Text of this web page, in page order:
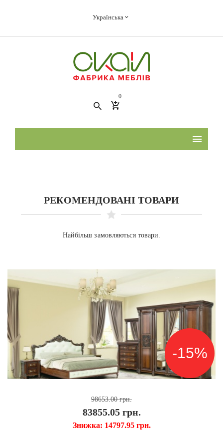
Українська
0
РЕКОМЕНДОВАНІ ТОВАРИ
Найбільш замовляються товари.
-15%
98653.00грн.
83855.05 грн.
Знижка: 14797.95 грн.
СПЕЦПРОПОЗИЦІЯ
7924.00грн.